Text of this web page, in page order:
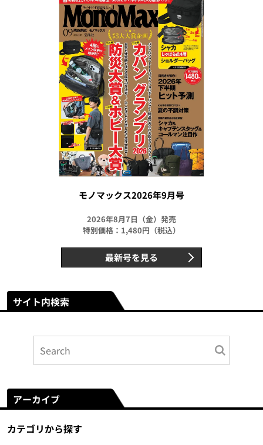
モノマックス2026年9月号
2026年8月7日（金）発売
特別価格：1,480円（税込）
最新号を見る
サイト内検索
アーカイブ
カテゴリから探す